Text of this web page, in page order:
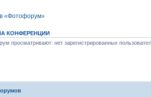
«Фотофорум»
КОНФЕРЕНЦИИ
просматривают: нет зарегистрированных